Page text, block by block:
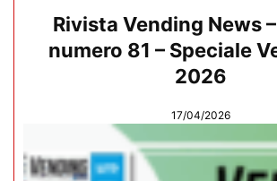
Rivista Vending News
numero 81 – Speciale
2026
17/04/2026